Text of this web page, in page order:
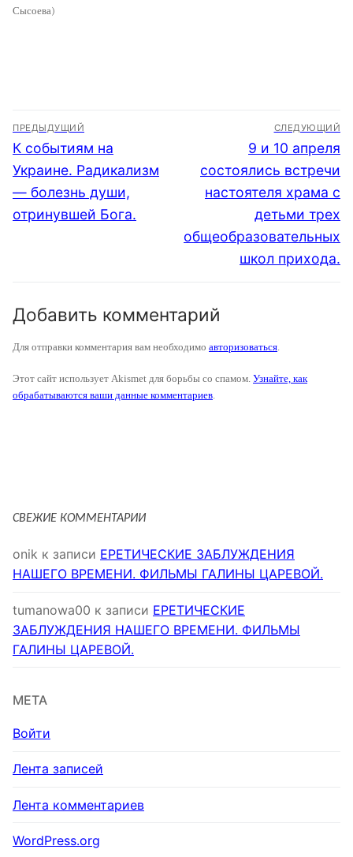
Сысоева)
Навигация
по
записям
ПРЕДЫДУЩИЙ
Предыдущая
запись:
К событиям на
Украине. Радикализм
— болезнь души,
отринувшей Бога.
СЛЕДУЮЩИЙ
Следующая
запись:
9 и 10 апреля
состоялись встречи
настоятеля храма с
детьми трех
общеобразовательных
школ прихода.
Добавить комментарий
Для отправки комментария вам необходимо авторизоваться
Этот сайт использует Akismet для борьбы со спамом. Узнайте, как
обрабатываются ваши данные комментариев
СВЕЖИЕ КОММЕНТАРИИ
onik к записи ЕРЕТИЧЕСКИЕ ЗАБЛУЖДЕНИЯ
НАШЕГО ВРЕМЕНИ. ФИЛЬМЫ ГАЛИНЫ ЦАРЕВОЙ.
tumanowa00 к записи ЕРЕТИЧЕСКИЕ
ЗАБЛУЖДЕНИЯ НАШЕГО ВРЕМЕНИ. ФИЛЬМЫ
ГАЛИНЫ ЦАРЕВОЙ.
МЕТА
Войти
Лента записей
Лента комментариев
WordPress.org